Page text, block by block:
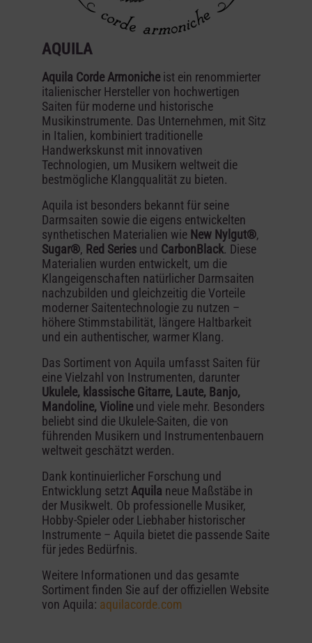
AQUILA
Aquila Corde Armonicheist ein renommierter
italienischer Hersteller von hochwertigen
Saiten für moderne und historische
Musikinstrumente. Das Unternehmen, mit Sitz
in Italien, kombiniert traditionelle
Handwerkskunst mit innovativen
Technologien, um Musikern weltweit die
bestmögliche Klangqualität zu bieten.
Aquila ist besonders bekannt für seine
Darmsaiten sowie die eigens entwickelten
synthetischen Materialien wie New Nylgut®,
Sugar®, Red Series und CarbonBlack. Diese
Materialien wurden entwickelt, um die
Klangeigenschaften natürlicher Darmsaiten
nachzubilden und gleichzeitig die Vorteile
moderner Saitentechnologie zu nutzen –
höhere Stimmstabilität, längere Haltbarkeit
und ein authentischer, warmer Klang.
Das Sortiment von Aquila umfasst Saiten für
eine Vielzahl von Instrumenten, darunter
Ukulele, klassische Gitarre, Laute, Banjo,
Mandoline, Violineund viele mehr. Besonders
beliebt sind die Ukulele-Saiten, die von
führenden Musikern und Instrumentenbauern
weltweit geschätzt werden.
Dank kontinuierlicher Forschung und
Entwicklung setzt Aquila neue Maßstäbe in
der Musikwelt. Ob professionelle Musiker,
Hobby-Spieler oder Liebhaber historischer
Instrumente – Aquila bietet die passende Saite
für jedes Bedürfnis.
Weitere Informationen und das gesamte
Sortiment finden Sie auf der offiziellen Website
von Aquila: aquilacorde.com